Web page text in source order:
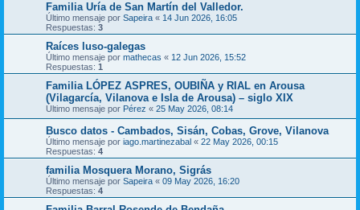
Familia Uría de San Martín del Valledor.
Último mensaje por Sapeira « 14 Jun 2026, 16:05
Respuestas: 3
Raíces luso-galegas
Último mensaje por mathecas « 12 Jun 2026, 15:52
Respuestas: 1
Familia LÓPEZ ASPRES, OUBIÑA y RIAL en Arousa
(Vilagarcía, Vilanova e Isla de Arousa) – siglo XIX
Último mensaje por Pérez « 25 May 2026, 08:14
Busco datos - Cambados, Sisán, Cobas, Grove, Vilanova
Último mensaje por iago.martinezabal « 22 May 2026, 00:15
Respuestas: 4
familia Mosquera Morano, Sigrás
Último mensaje por Sapeira « 09 May 2026, 16:20
Respuestas: 4